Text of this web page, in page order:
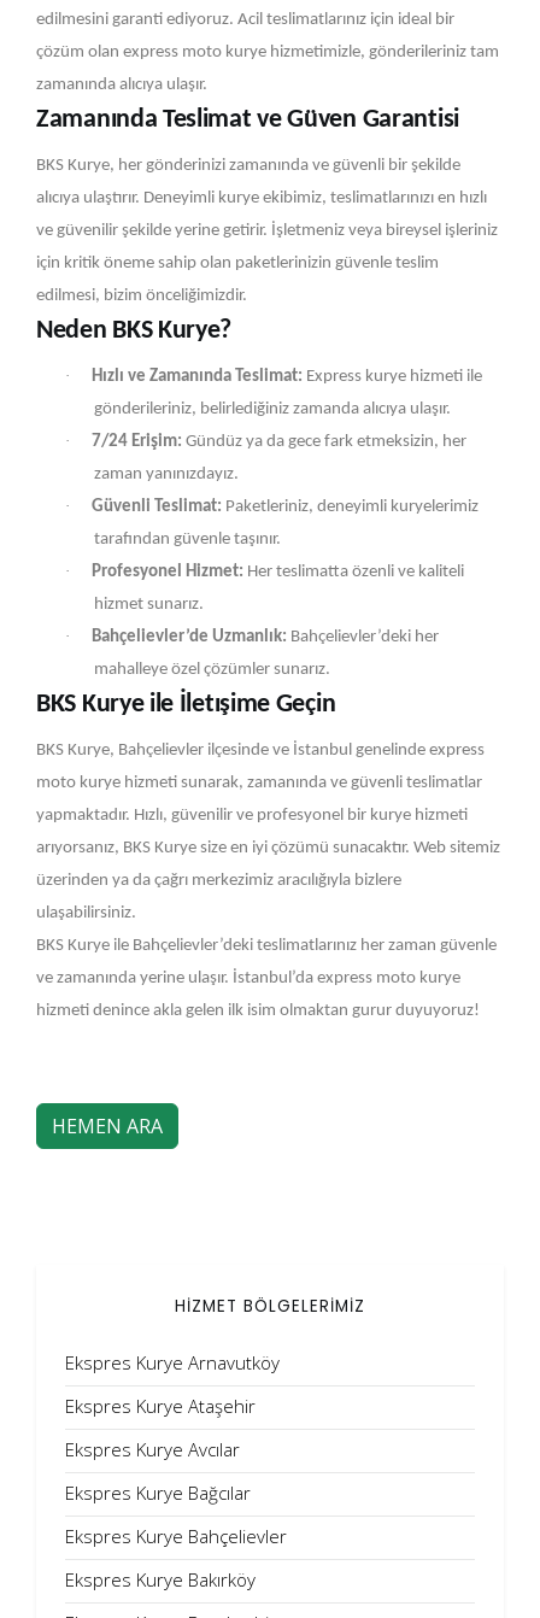
edilmesini garanti ediyoruz. Acil teslimatlarınız için ideal bir
çözüm olan express moto kurye hizmetimizle, gönderileriniz tam
zamanında alıcıya ulaşır.
Zamanında Teslimat ve Güven Garantisi
BKS Kurye, her gönderinizi zamanında ve güvenli bir şekilde
alıcıya ulaştırır. Deneyimli kurye ekibimiz, teslimatlarınızı en hızlı
ve güvenilir şekilde yerine getirir. İşletmeniz veya bireysel işleriniz
için kritik öneme sahip olan paketlerinizin güvenle teslim
edilmesi, bizim önceliğimizdir.
Neden BKS Kurye?
· Hızlı ve Zamanında Teslimat: Express kurye hizmeti ile
gönderileriniz, belirlediğiniz zamanda alıcıya ulaşır.
·
7/24 Erişim: Gündüz ya da gece fark etmeksizin, her
zaman yanınızdayız.
·
Güvenli Teslimat: Paketleriniz, deneyimli kuryelerimiz
tarafından güvenle taşınır.
·
Profesyonel Hizmet: Her teslimatta özenli ve kaliteli
hizmet sunarız.
·
Bahçelievler’de Uzmanlık: Bahçelievler’deki her
mahalleye özel çözümler sunarız.
BKS Kurye ile İletışime Geçin
BKS Kurye, Bahçelievler ilçesinde ve İstanbul genelinde express
moto kurye hizmeti sunarak, zamanında ve güvenli teslimatlar
yapmaktadır. Hızlı, güvenilir ve profesyonel bir kurye hizmeti
arıyorsanız, BKS Kurye size en iyi çözümü sunacaktır. Web sitemiz
üzerinden ya da çağrı merkezimiz aracılığıyla bizlere
ulaşabilirsiniz.
BKS Kurye ile Bahçelievler’deki teslimatlarınız her zaman güvenle
ve zamanında yerine ulaşır. İstanbul’da express moto kurye
hizmeti denince akla gelen ilk isim olmaktan gurur duyuyoruz!
HEMEN ARA
HİZMET BÖLGELERİMİZ
Ekspres Kurye Arnavutköy
Ekspres Kurye Ataşehir
Ekspres Kurye Avcılar
Ekspres Kurye Bağcılar
Ekspres Kurye Bahçelievler
Ekspres Kurye Bakırköy